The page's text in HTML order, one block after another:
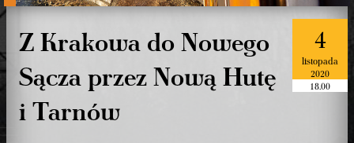
4
listopada
2020
18.00
Z Krakowa do Nowego
Sącza przez Nową Hutę
i Tarnów